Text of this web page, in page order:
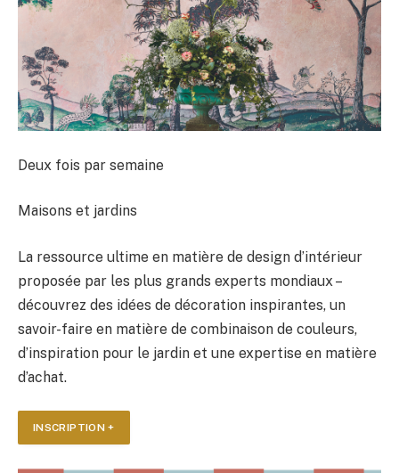
Deux fois par semaine
Maisons et jardins
La ressource ultime en matière de design d’intérieur
proposée par les plus grands experts mondiaux –
découvrez des idées de décoration inspirantes, un
savoir-faire en matière de combinaison de couleurs,
d’inspiration pour le jardin et une expertise en matière
d’achat.
INSCRIPTION +